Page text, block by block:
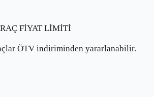
FİYAT LİMİTİ
ÖTV indiriminden yararlanabilir.